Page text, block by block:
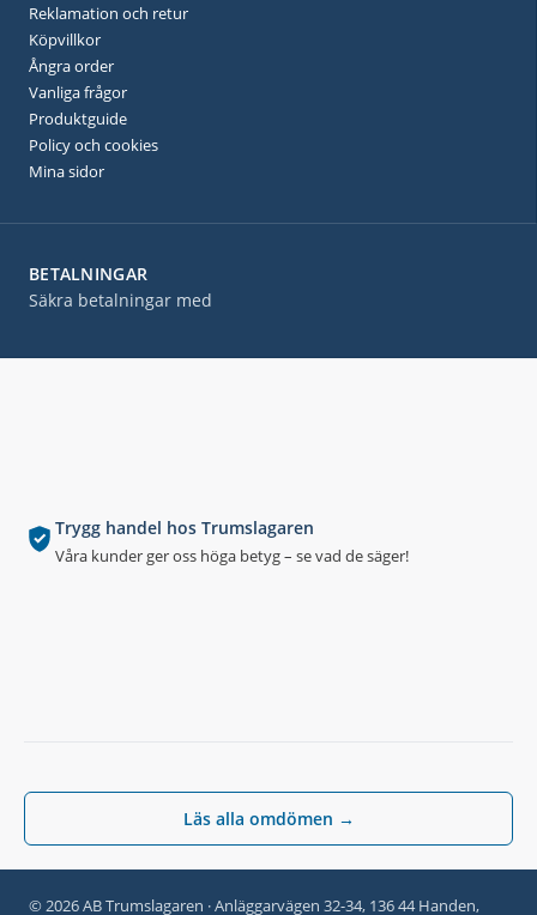
© 2026 AB Trumslagaren · Anläggarvägen 32-34, 136 44 Handen,
Trygg handel hos Trumslagaren
Våra kunder ger oss höga betyg – se vad de säger!
Läs alla omdömen →
BETALNINGAR
Säkra betalningar med
Reklamation och retur
Köpvillkor
Ångra order
Vanliga frågor
Produktguide
Policy och cookies
Mina sidor